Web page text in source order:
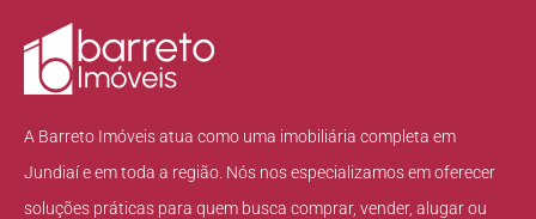
A Barreto Imóveis atua como uma imobiliária completa em
Jundiaí e em toda a região. Nós nos especializamos em oferecer
soluções práticas para quem busca comprar, vender, alugar ou